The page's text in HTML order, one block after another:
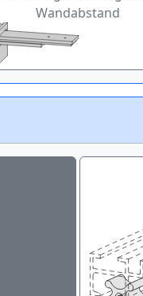
Wandabstand